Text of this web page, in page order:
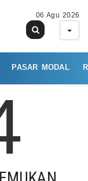
06 Agu 2026
PASAR MODAL